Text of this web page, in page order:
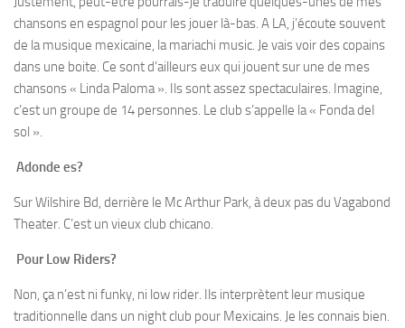
chansons en espagnol pour les jouer là-bas. A LA, j’écoute souvent
de la musique mexicaine, la mariachi music. Je vais voir des copains
dans une boite. Ce sont d’ailleurs eux qui jouent sur une de mes
chansons « Linda Paloma ». Ils sont assez spectaculaires. Imagine,
c’est un groupe de 14 personnes. Le club s’appelle la « Fonda deI
sol ».
Adonde es?
Sur Wilshire Bd, derrière le Mc Arthur Park, à deux pas du Vagabond
Theater. C’est un vieux club chicano.
Pour Low Riders?
Non, ça n’est ni funky, ni low rider. Ils interprètent leur musique
traditionnelle dans un night club pour Mexicains. Je les connais bien.